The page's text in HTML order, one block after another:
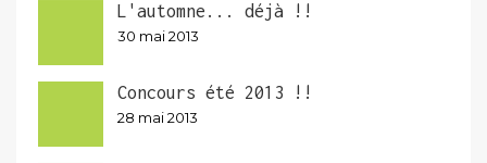
L'automne... déjà !!
30 mai 2013
Concours été 2013 !!
28 mai 2013